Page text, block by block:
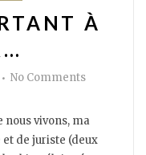
À
No Commentson
à
sauver…
nous vivons, ma
de juriste (deux